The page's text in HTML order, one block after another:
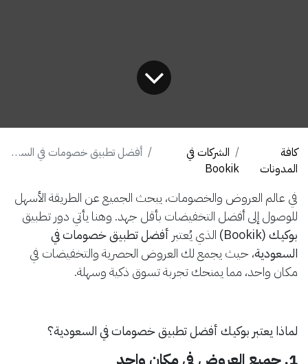
كافة
المدونات
الشركات في
Bookik
أفضل تطبيق خصومات في السعودية
في عالم العروض والخصومات، يبحث الجميع عن الطريقة الأسهل
للوصول إلى أفضل التخفيضات بأقل جهد. وهنا يأتي دور تطبيق
بوكيك (Bookik)
الذي يُعتبر أفضل تطبيق خصومات في
السعودية، حيث يجمع لك العروض الحصرية والتخفيضات في
مكان واحد، مما يمنحك تجربة تسوق ذكية وسهلة.
لماذا يعتبر بوكيك أفضل تطبيق خصومات في السعودية؟
1. جميع العروض في مكان واحد